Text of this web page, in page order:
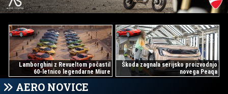
Lamborghini z Revueltom počastil
60-letnico legendarne Miure
Škoda zagnala serijsko proizvodnjo
novega Peaqa
AERO NOVICE